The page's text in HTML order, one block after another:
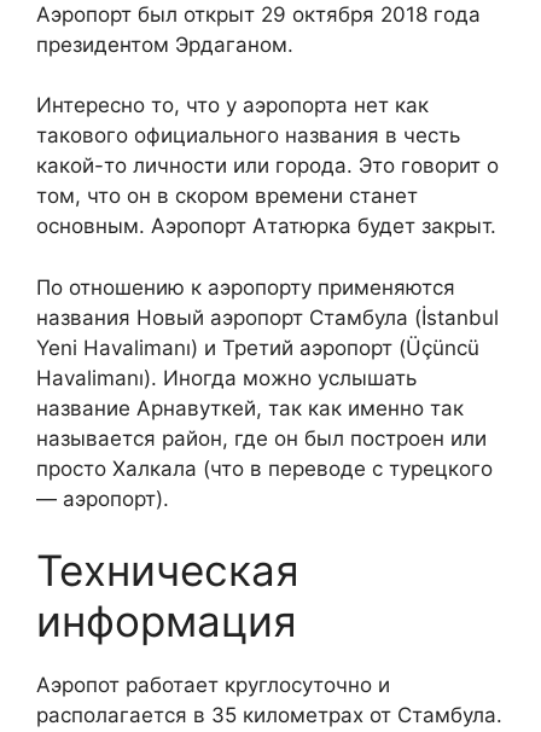
Аэропорт был открыт 29 октября 2018 года
президентом Эрдаганом.
Интересно то, что у аэропорта нет как
такового официального названия в честь
какой-то личности или города. Это говорит о
том, что он в скором времени станет
основным. Аэропорт Ататюрка будет закрыт.
По отношению к аэропорту применяются
названия Новый аэропорт Стамбула (İstanbul
Yeni Havalimanı) и Третий аэропорт (Üçüncü
Havalimanı). Иногда можно услышать
название Арнавуткей, так как именно так
называется район, где он был построен или
просто Халкала (что в переводе с турецкого
— аэропорт).
Техническая
информация
Аэропот работает круглосуточно и
располагается в 35 километрах от Стамбула.